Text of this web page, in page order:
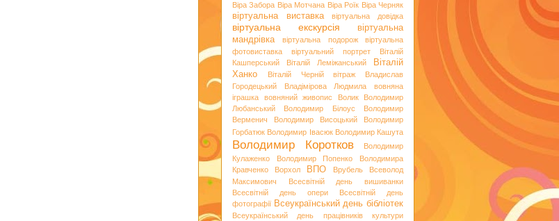
Віра Забора Віра Мотчана Віра Роїк Віра Черняк
віртуальна виставка віртуальна довідка
віртуальна екскурсія
віртуальна
мандрівка
віртуальна подорож
віртуальна
фотовиставка
віртуальний портрет
Віталій
Кашперський
Віталій Леміжанський
Віталій
Ханко
Віталій Черній вітраж
Владислав
Городецький
Владімірова Людмила
вовняна
іграшка
вовняний живопис Волик
Володимир
Любанський
Володимир Білоус
Володимир
Верменич
Володимир Висоцький
Володимир
Горбатюк Володимир Івасюк Володимир Кашута
Володимир Коротков
Володимир
Кулаженко
Володимир Попенко
Володимира
Кравченко
Ворхол ВПО Врубель
Всеволод
Максимович
Всесвітній день вишиванки
Всесвітній день опери
Всесвітній день
фотографії Всеукраїнський день бібліотек
Всеукраїнський день працівників культури